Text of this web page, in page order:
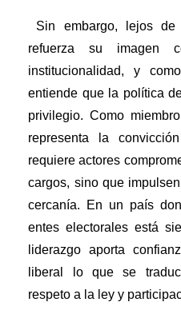
Sin embargo, lejos de
refuerza su imagen
institucionalidad, y
entiende que la política
privilegio. Como
representa la
requiere actores
cargos, sino que
cercanía. En un país
entes electorales está
liderazgo aporta
liberal lo que se
respeto a la ley y